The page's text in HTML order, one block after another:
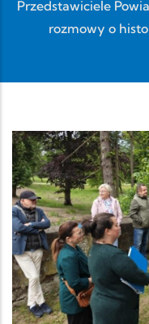
Przedstawiciele
rozmowy o